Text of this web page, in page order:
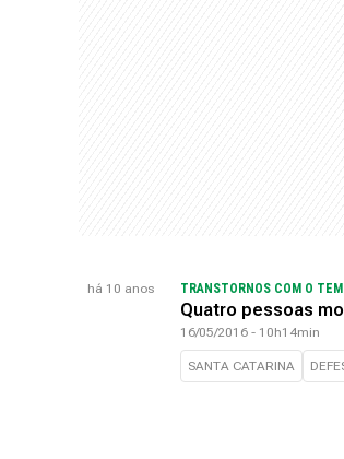
há 10 anos TRANSTORNOS COM O
Quatro pessoas
16/05/2016 - 10h14min
SANTA CATARINA